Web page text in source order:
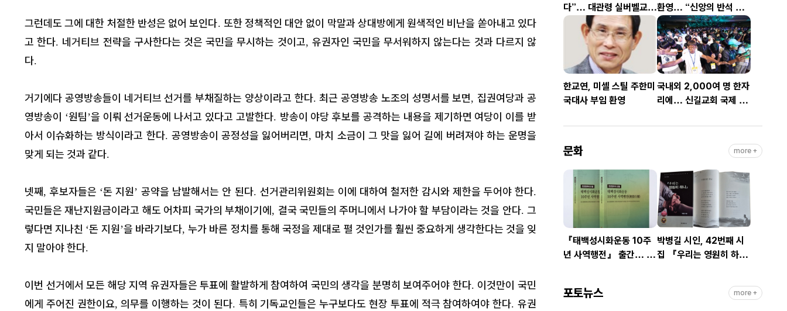
그런데도 그에 대한 처절한 반성은 없어 보인다. 또한 정책적인 대안 없이 막말과 상대방에게 원색적인 비난을 쏟아내고 있다
고 한다. 네거티브 전략을 구사한다는 것은 국민을 무시하는 것이고, 유권자인 국민을 무서워하지 않는다는 것과 다르지 않
다.
거기에다 공영방송들이 네거티브 선거를 부채질하는 양상이라고 한다.최근 공영방송 노조의 성명서를 보면, 집권여당과 공
영방송이 ‘원팀’을 이뤄 선거운동에 나서고 있다고 고발한다. 방송이 야당 후보를 공격하는 내용을 제기하면 여당이 이를 받
아서 이슈화하는 방식이라고 한다. 공영방송이 공정성을 잃어버리면, 마치 소금이 그 맛을 잃어 길에 버려져야 하는 운명을
맞게 되는 것과 같다.
넷째 ,후보자들은 ‘돈 지원’공약을 남발해서는 안 된다. 선거관리위원회는 이에 대하여 철저한 감시와 제한을 두어야 한다.
국민들은 재난지원금이라고 해도 어차피 국가의 부채이기에 , 결국 국민들의 주머니에서 나가야 할 부담이라는 것을 안다.그
렇다면 지나친 ‘돈 지원’을 바라기보다,누가 바른 정치를 통해 국정을 제대로 펼 것인가를 훨씬 중요하게 생각한다는 것을 잊
지 말아야 한다.
이번 선거에서 모든 해당 지역 유권자들은 투표에 활발하게 참여하여 국민의 생각을 분명히 보여주어야 한다. 이것만이 국민
에게 주어진 권한이요,의무를 이행하는 것이 된다. 특히 기독교인들은 누구보다도 현장 투표에 적극 참여하여야 한다.유권
다”… 대관령 실버벨교회
김은호 목사 특별초청예
환영… “신앙의 반석 위
에 한미동맹 새 도약 기
대”
한교연, 미셸 스틸 주한미
국대사 부임 환영
국내외 2,000여 명 한자
리에… 신길교회 국제 청
성료
문화 more +
『태백성시화운동 10주
년 사역행전』 출간… 교
박병길 시인, 42번째 시
집 『우리는 영원히 하
포토뉴스 more +